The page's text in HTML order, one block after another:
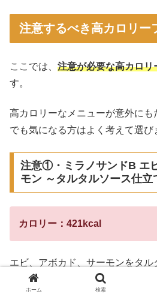
注意するべき高カロリー
ここでは、 注意が必要な高カロリ
す。
高カロリーなメニューが意外にも
でも気になる方はよく考えて選び
注意①・ミラノサンドB エ
モン ～タルタルソース仕立
カロリー：421kcal
エビ、アボカド、サーモンをタ
た贅沢なサンドイッチ。
ホーム 検索